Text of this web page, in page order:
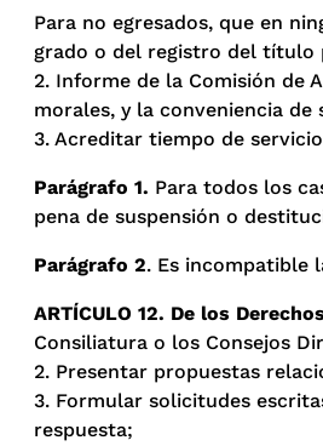
Para no egresados, que en
grado o del registro del título
2. Informe de la Comisión de
morales, y la conveniencia
3. Acreditar tiempo de
Parágrafo 1. Para todos los
pena de suspensión o
Parágrafo 2. Es incompatible
ARTÍCULO 12. De los Derechos
Consiliatura o los Consejos
2. Presentar propuestas
3. Formular solicitudes
respuesta;